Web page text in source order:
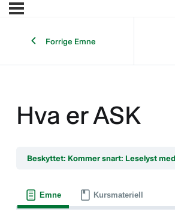
Forrige Emne
Hva er ASK
Emne Kursmateriell